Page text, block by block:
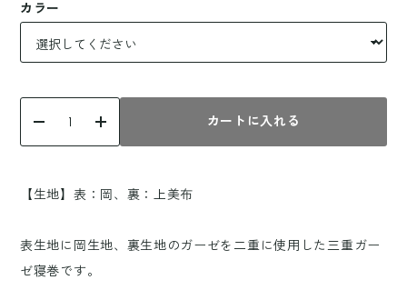
カラー
カートに入れる
【生地】表：岡、裏：上美布
表生地に岡生地、裏生地のガーゼを二重に使用した三重ガー
ゼ寝巻です。